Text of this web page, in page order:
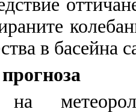
в басейна